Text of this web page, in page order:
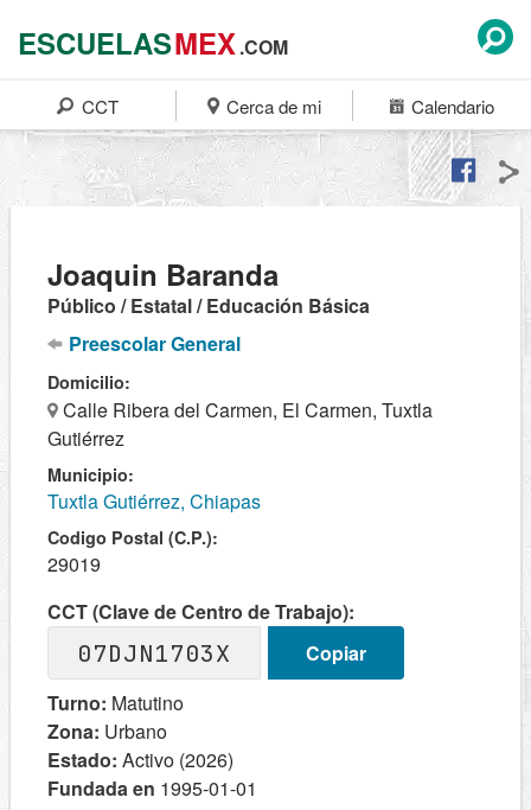
ESCUELASMEX.COM
CCT Cerca de mi Calendario
Joaquin Baranda
Público / Estatal / Educación Básica
Preescolar General
Domicilio:
Calle Ribera del Carmen, El Carmen, Tuxtla
Gutiérrez
Municipio:
Tuxtla Gutiérrez, Chiapas
Codigo Postal (C.P.):
29019
CCT (Clave de Centro de Trabajo):
07DJN1703X
Copiar
Turno: Matutino
Zona: Urbano
Estado: Activo (2026)
Fundada en 1995-01-01